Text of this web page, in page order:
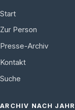
Start
Zur Person
Presse-Archiv
Kontakt
Suche
ARCHIV NACH JAHR